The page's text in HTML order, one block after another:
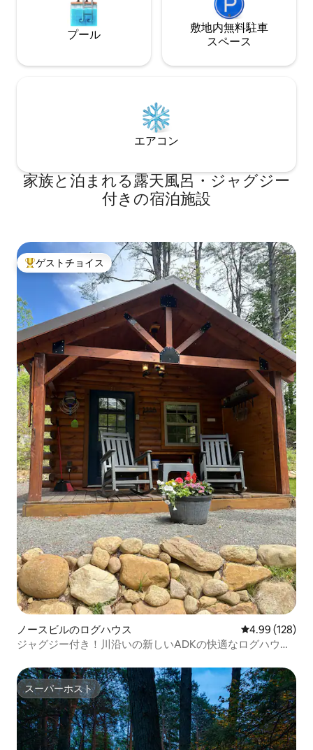
プール
敷地内無料駐⁠車
ス⁠ペ⁠ー⁠ス
エアコン
家族と泊まれる露天風呂・ジャグジー
付きの宿泊施設
大好評のゲストチョイスです。
ゲストチョイス
ノースビルのログハウス レビュー128
4.99 (128)
ジャグジー付き！川沿いの新しいADKの快適なログハウス
スーパーホスト
スーパーホスト